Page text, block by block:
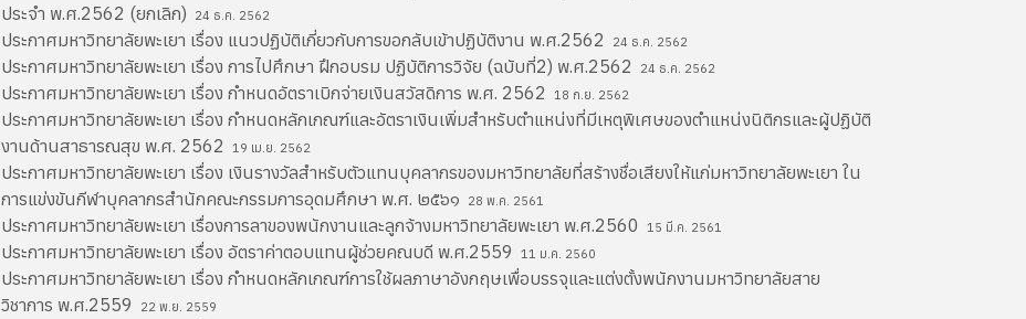
ประจำ พ.ศ.2562 (ยกเลิก)
24 ธ.ค. 2562
ประกาศมหาวิทยาลัยพะเยา เรื่อง แนวปฏิบัติเกี่ยวกับการขอกลับเข้าปฏิบัติงาน พ.ศ.2562 24 ธ.ค. 2562
ประกาศมหาวิทยาลัยพะเยา เรื่อง การไปศึกษา ฝึกอบรม ปฏิบัติการวิจัย (ฉบับที่2) พ.ศ.2562 24 ธ.ค. 2562
ประกาศมหาวิทยาลัยพะเยา เรื่อง กำหนดอัตราเบิกจ่ายเงินสวัสดิการ พ.ศ. 2562 18 ก.ย. 2562
ประกาศมหาวิทยาลัยพะเยา เรื่อง กำหนดหลักเกณฑ์และอัตราเงินเพิ่มสำหรับตำแหน่งที่มีเหตุพิเศษของตำแหน่งนิติกรและผู้ปฏิบัติ
งานด้านสาธารณสุข พ.ศ. 2562
19 เม.ย. 2562
ประกาศมหาวิทยาลัยพะเยา เรื่อง เงินรางวัลสำหรับตัวแทนบุคลากรของมหาวิทยาลัยที่สร้างชื่อเสียงให้แก่มหาวิทยาลัยพะเยา ใน
การแข่งขันกีฬาบุคลากรสำนักคณะกรรมการอุดมศึกษา พ.ศ. ๒๕๖๑
28 พ.ค. 2561
ประกาศมหาวิทยาลัยพะเยา เรื่องการลาของพนักงานและลูกจ้างมหาวิทยาลัยพะเยา พ.ศ.2560 15 มี.ค. 2561
ประกาศมหาวิทยาลัยพะเยา เรื่อง อัตราค่าตอบแทนผู้ช่วยคณบดี พ.ศ.2559 11 ม.ค. 2560
ประกาศมหาวิทยาลัยพะเยา เรื่อง กำหนดหลักเกณฑ์การใช้ผลภาษาอังกฤษเพื่อบรรจุและแต่งตั้งพนักงานมหาวิทยาลัยสาย
วิชาการ พ.ศ.2559
22 พ.ย. 2559